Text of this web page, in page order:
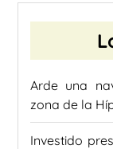
Arde una
zona de la
Investido